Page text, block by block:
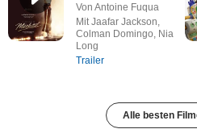
Von Antoine Fuqua
Mit Jaafar Jackson,
Colman Domingo, Nia
Long
Trailer
Alle besten